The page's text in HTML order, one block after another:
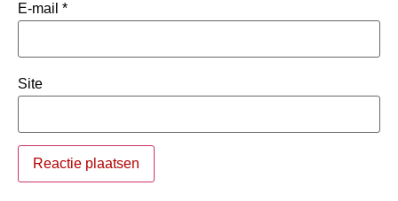
E-mail *
Site